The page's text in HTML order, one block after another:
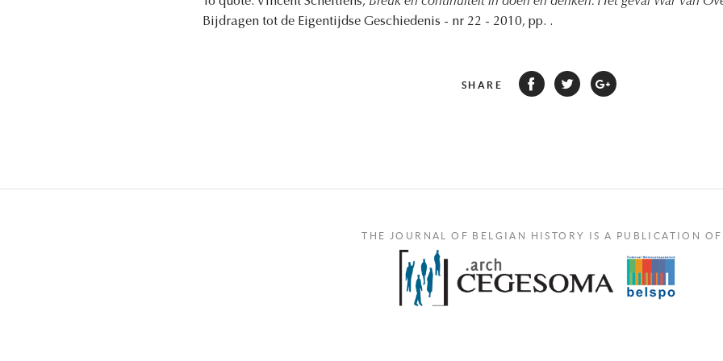
Bijdragen tot de Eigentijdse Geschiedenis - nr 22 - 2010, pp. .
SHARE
THE JOURNAL OF BELGIAN HISTORY IS A PUBLICATION OF